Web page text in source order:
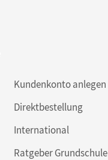
Kundenkonto anlegen
Direktbestellung
International
Ratgeber Grundschule